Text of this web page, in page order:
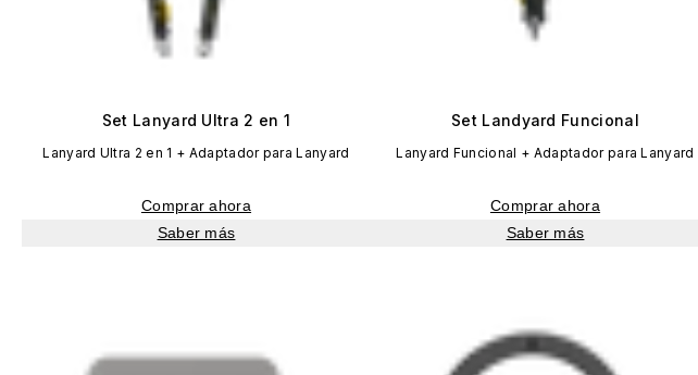
Set Lanyard Ultra 2 en 1
Lanyard Ultra 2 en 1 + Adaptador para Lanyard
Comprar ahora
Saber más
Set Landyard Funcional
Lanyard Funcional + Adaptador para Lanyard
Comprar ahora
Saber más